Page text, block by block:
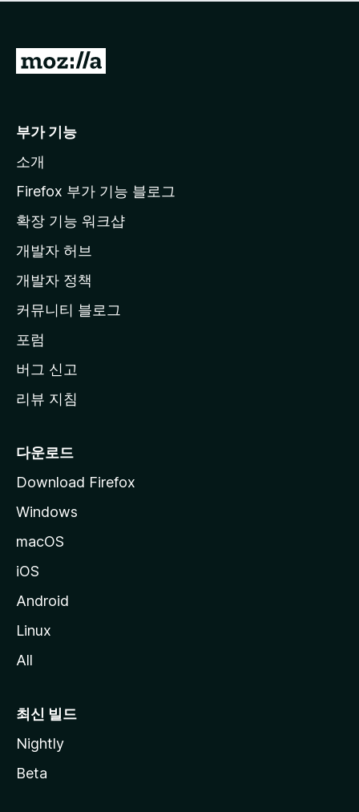
점
습
니
M
l
a
페
이
지
이
동
부가 기능
소개
Firefox 부가 기능 블로그
확장 기능 워크샵
개발자 허브
개발자 정책
커뮤니티 블로그
포럼
버그 신고
리뷰 지침
다운로드
Download Firefox
Windows
macOS
iOS
Android
Linux
All
최신 빌드
Nightly
Beta